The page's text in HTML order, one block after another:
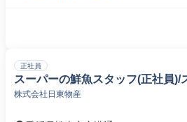
正社員
スーパーの鮮魚スタッフ(正社員)/
株式会社日東物産